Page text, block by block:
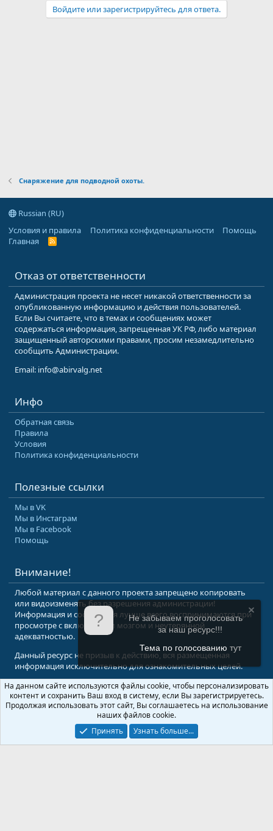
Войдите или зарегистрируйтесь для ответа.
Снаряжение для подводной охоты.
Russian (RU)
Условия и правила
Политика конфиденциальности
Помощь
Главная
R
Отказ от ответственности
Администрация проекта не несет никакой ответственности за
опубликованную информацию и действия пользователей.
Если Вы считаете, что в темах и сообщениях может
содержаться информация, запрещенная УК РФ, либо материал
защищенный авторскими правами, просим незамедлительно
сообщить Администрации.
Email: info@abirvalg.net
Инфо
Обратная связь
Правила
Условия
Политика конфиденциальности
Полезные ссылки
Мы в VK
Мы в Инстаграм
Мы в Facebook
Помощь
Внимание!
Любой материал с данного проекта запрещено копировать
или видоизменять без разрешения администрации!
Информация и сообщения лучше всего воспринимаются при
просмотре с включенным мозгом и неутерянной
адекватностью.
Данный ресурс не призыв к действию, вся размещенная
информация исключительно для ознакомительных целей.
© 2008-2026 Форум Абырвалг.нет - подводная охота, дайвинг, туризм
Перевод: XenForo.Info
Не забываем проголосовать
за наш ресурс!!!
Тема по голосованию тут
На данном сайте используются файлы cookie, чтобы персонализировать
контент и сохранить Ваш вход в систему, если Вы зарегистрируетесь.
Продолжая использовать этот сайт, Вы соглашаетесь на использование
наших файлов cookie.
Принять
Узнать больше...